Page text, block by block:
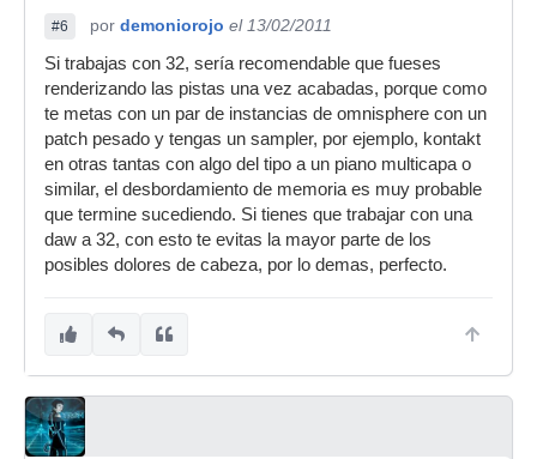
#6 por demoniorojo el 13/02/2011
Si trabajas con 32, sería recomendable que fueses
renderizando las pistas una vez acabadas, porque como
te metas con un par de instancias de omnisphere con un
patch pesado y tengas un sampler, por ejemplo, kontakt
en otras tantas con algo del tipo a un piano multicapa o
similar, el desbordamiento de memoria es muy probable
que termine sucediendo. Si tienes que trabajar con una
daw a 32, con esto te evitas la mayor parte de los
posibles dolores de cabeza, por lo demas, perfecto.